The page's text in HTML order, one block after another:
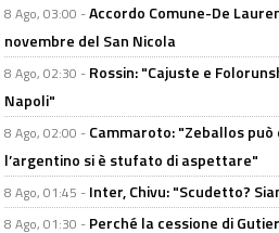
8 Ago, 03:00 -Accordo Comune-De
novembre del San Nicola
8 Ago, 02:30 - Rossin: "Cajuste e
Napoli"
8 Ago, 02:00 - Cammaroto: "Zeballos può
l’argentino si è stufato di aspettare"
8 Ago, 01:45 - Inter, Chivu: "Scudetto?
8 Ago, 01:30 - Perché la cessione di